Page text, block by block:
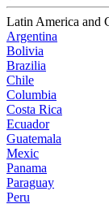
Latin America and
Argentina
Bolivia
Brazilia
Chile
Columbia
Costa Rica
Ecuador
Guatemala
Mexic
Panama
Paraguay
Peru